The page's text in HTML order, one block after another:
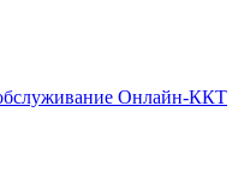
Онлайн-ККТ